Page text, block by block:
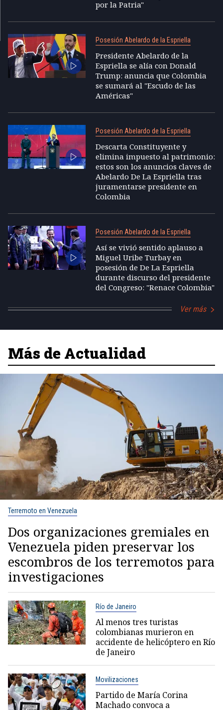
por la Patria"
Posesión Abelardo de la Espriella
Presidente Abelardo de la
Espriella se alía con Donald
Trump: anuncia que Colombia
se sumará al "Escudo de las
Américas"
Posesión Abelardo de la Espriella
Descarta Constituyente y
elimina impuesto al patrimonio:
estos son los anuncios claves de
Abelardo De La Espriella tras
juramentarse presidente en
Colombia
Posesión Abelardo de la Espriella
Así se vivió sentido aplauso a
Miguel Uribe Turbay en
posesión de De La Espriella
durante discurso del presidente
del Congreso: "Renace Colombia"
Ver más
Más de Actualidad
Terremoto en Venezuela
Dos organizaciones gremiales en
Venezuela piden preservar los
escombros de los terremotos para
investigaciones
Río de Janeiro
Al menos tres turistas
colombianas murieron en
accidente de helicóptero en Río
de Janeiro
Movilizaciones
Partido de María Corina
Machado convoca a